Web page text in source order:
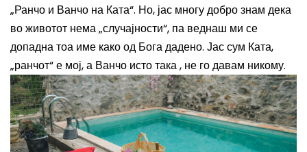
„Ранчо и Ванчо на Ката“. Но, јас многу добро знам дека
во животот нема „случајности“, па веднаш ми се
допадна тоа име како од Бога дадено. Јас сум Ката,
„ранчот“ е мој, а Ванчо исто така, не го давам никому.